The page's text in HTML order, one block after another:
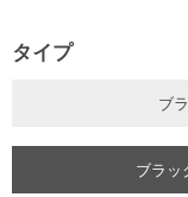
タイプ
ブ
ブラッ